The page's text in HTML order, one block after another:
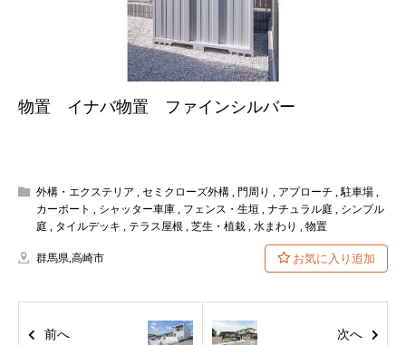
物置 イナバ物置 ファインシルバー
外構・エクステリア , セミクローズ外構 , 門周り , アプローチ ,駐車場 ,
カーポート , シャッター車庫 , フェンス・生垣 , ナチュラル庭 , シンプル
庭 , タイルデッキ , テラス屋根 , 芝生・植栽 , 水まわり , 物置
群馬県,高崎市
前へ 次へ